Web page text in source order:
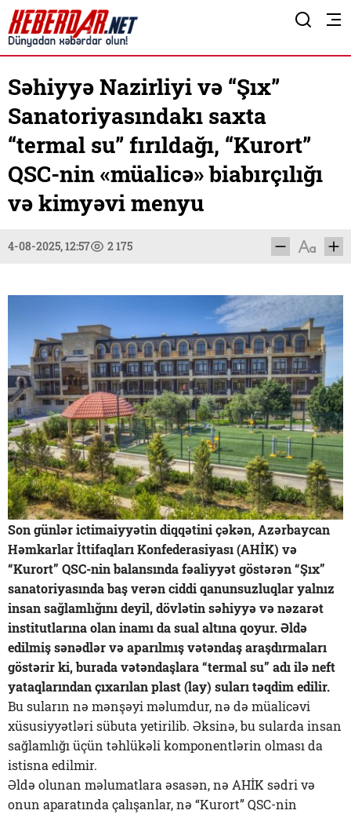
Səhiyyə Nazirliyi və “Şıx”
Sanatoriyasındakı saxta
“termal su” fırıldağı, “Kurort”
QSC-nin «müalicə» biabırçılığı
və kimyəvi menyu
4-08-2025, 12:57 2 175
Son günlər ictimaiyyətin diqqətini çəkən, Azərbaycan
Həmkarlar İttifaqları Konfederasiyası (AHİK) və
“Kurort” QSC-nin balansında fəaliyyət göstərən “Şıx”
sanatoriyasında baş verən ciddi qanunsuzluqlar yalnız
insan sağlamlığını deyil, dövlətin səhiyyə və nəzarət
institutlarına olan inamı da sual altına qoyur. Əldə
edilmiş sənədlər və aparılmış vətəndaş araşdırmaları
göstərir ki, burada vətəndaşlara “termal su” adı ilə neft
yataqlarından çıxarılan plast (lay) suları təqdim edilir.
Bu suların nə mənşəyi məlumdur, nə də müalicəvi
xüsusiyyətləri sübuta yetirilib. Əksinə, bu sularda insan
sağlamlığı üçün təhlükəli komponentlərin olması da
istisna edilmir.
Əldə olunan məlumatlara əsasən, nə AHİK sədri və
onun aparatında çalışanlar, nə “Kurort” QSC-nin